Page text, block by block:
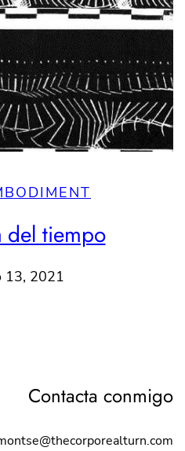
del tiempo
13, 2021
Contacta conmigo